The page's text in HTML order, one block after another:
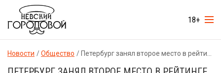
18+
Новости Общество Петербург занял второе место в рейтинге регионов России по уровню развития рынка газомоторного топлива